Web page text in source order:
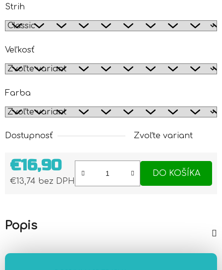
Strih
Veľkosť
Farba
Dostupnosť Zvoľte variant
€16,90
€13,74 bez DPH
DO KOŠÍKA
Popis